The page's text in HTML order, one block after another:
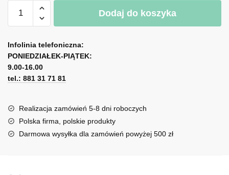
Fototapeta
prymulkami
Dodaj do koszyka
l
t
e
r
a
t
i
Infolinia telefoniczna:
PONIEDZIAŁEK-PIĄTEK:
9.00-16.00
tel.: 881 31 71 81
Realizacja zamówień 5-8 dni roboczych
Polska firma, polskie produkty
Darmowa wysyłka dla zamówień powyżej 500 zł